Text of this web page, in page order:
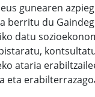
gunearen
berritu du
datu
ataria
eta